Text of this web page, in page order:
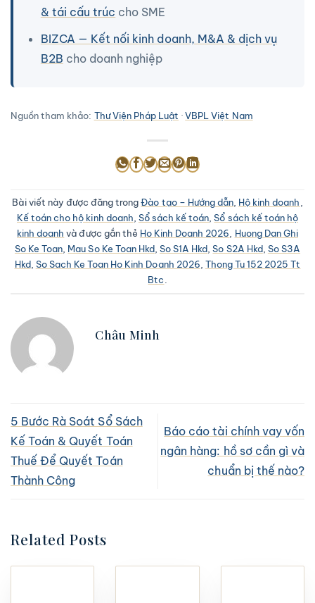
& tái cấu trúc cho SME
BIZCA — Kết nối kinh doanh, M&A & dịch vụ
B2B cho doanh nghiệp
Nguồn tham khảo: Thư Viện Pháp Luật ·VBPL Việt Nam
Bài viết này được đăng trongĐào tạo – Hướng dẫn, Hộ kinh doanh,
Kế toán cho hộ kinh doanh, Sổ sách kế toán,Sổ sách kế toán hộ
kinh doanh và được gắn thẻ Ho Kinh Doanh 2026, Huong Dan Ghi
So Ke Toan, Mau So Ke Toan Hkd,So S1A Hkd,So S2A Hkd, So S3A
Hkd, So Sach Ke Toan Ho Kinh Doanh 2026, Thong Tu 152 2025 Tt
Btc.
Châu Minh
5 Bước Rà Soát Sổ Sách
Kế Toán & Quyết Toán
Thuế Để Quyết Toán
Thành Công
Báo cáo tài chính vay vốn
ngân hàng: hồ sơ cần gì và
chuẩn bị thế nào?
Related Posts